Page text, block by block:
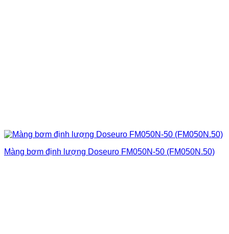
Màng bơm định lượng Doseuro FM050N-50 (FM050N.50)